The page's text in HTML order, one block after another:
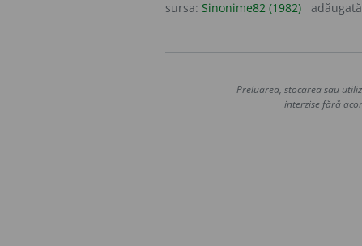
sursa: Sinonime82 (1982) adăugată
Preluarea, stocarea sau
interzise fără